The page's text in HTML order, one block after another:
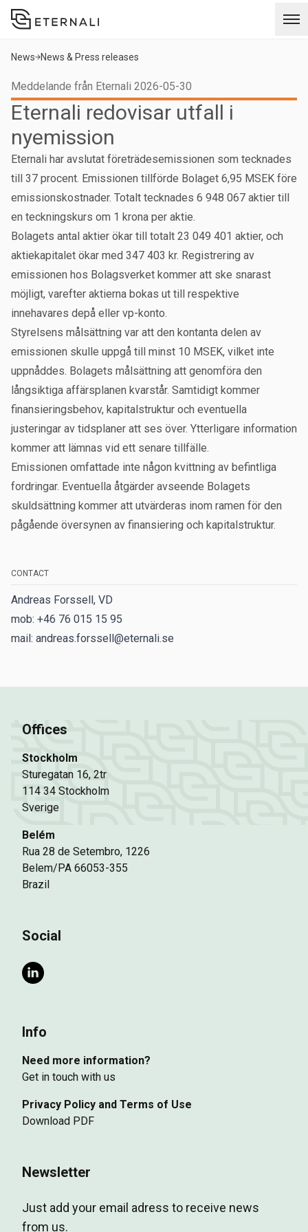
News News & Press releases
Meddelande från Eternali 2026-05-30
Eternali redovisar utfall i
nyemission
Eternali har avslutat företrädesemissionen som tecknades
till 37 procent. Emissionen tillförde Bolaget 6,95 MSEK före
emissionskostnader. Totalt tecknades 6 948 067 aktier till
en teckningskurs om 1 krona per aktie.
Bolagets antal aktier ökar till totalt 23 049 401 aktier, och
aktiekapitalet ökar med 347 403 kr. Registrering av
emissionen hos Bolagsverket kommer att ske snarast
möjligt, varefter aktierna bokas ut till respektive
innehavares depå eller vp-konto.
Styrelsens målsättning var att den kontanta delen av
emissionen skulle uppgå till minst 10 MSEK, vilket inte
uppnåddes. Bolagets målsättning att genomföra den
långsiktiga affärsplanen kvarstår. Samtidigt kommer
finansieringsbehov, kapitalstruktur och eventuella
justeringar av tidsplaner att ses över. Ytterligare information
kommer att lämnas vid ett senare tillfälle.
Emissionen omfattade inte någon kvittning av befintliga
fordringar. Eventuella åtgärder avseende Bolagets
skuldsättning kommer att utvärderas inom ramen för den
pågående översynen av finansiering och kapitalstruktur.
CONTACT
Andreas Forssell, VD
mob: +46 76 015 15 95
mail: andreas.forssell@eternali.se
Offices
Stockholm
Sturegatan 16, 2tr
114 34 Stockholm
Sverige
Belém
Rua 28 de Setembro, 1226
Belem/PA 66053-355
Brazil
Social
Info
Need more information?
Get in touch with us
Privacy Policy and Terms of Use
Download PDF
Newsletter
Just add your email adress to receive news
from us.